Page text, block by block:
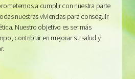
a cumplir con nuestra parte
nuestras viviendas para conseguir
Nuestro objetivo es ser más
contribuir en mejorar su salud y